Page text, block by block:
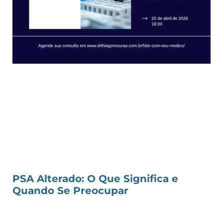
PSA Alterado: O Que Significa e
Quando Se Preocupar